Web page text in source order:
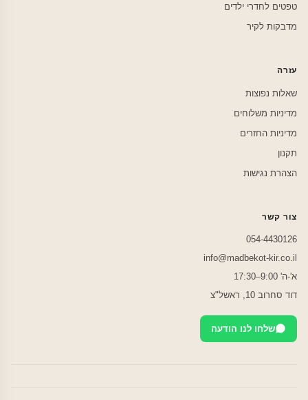
טפטים לחדרי ילדים
מדבקות לקיר
עזרה
שאלות נפוצות
מדיניות משלוחים
מדיניות החזרים
תקנון
הצהרת נגישות
צור קשר
054-4430126
info@madbekot-kir.co.il
א'-ה' 9:00–17:30
דוד סחרוב 10, ראשל"צ
שלחו לנו הודעה